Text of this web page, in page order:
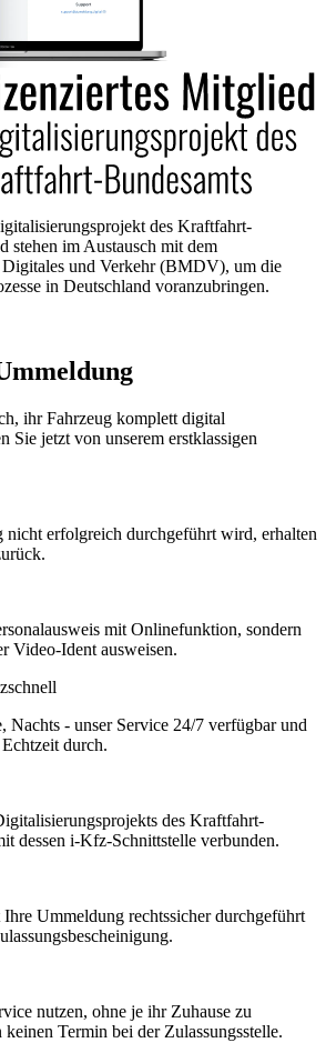
des Kraftfahrt-
stehen im Austausch mit dem
und Verkehr (BMDV), um die
in Deutschland voranzubringen.
ihr Fahrzeug komplett digital
Sie jetzt von unserem erstklassigen
nicht erfolgreich durchgeführt wird, erhalten
mit Onlinefunktion, sondern
Video-Ident ausweisen.
Nachts - unser Service 24/7 verfügbar und
durch.
des Kraftfahrt-
dessen i-Kfz-Schnittstelle verbunden.
Ummeldung rechtssicher durchgeführt
nutzen, ohne je ihr Zuhause zu
keinen Termin bei der Zulassungsstelle.